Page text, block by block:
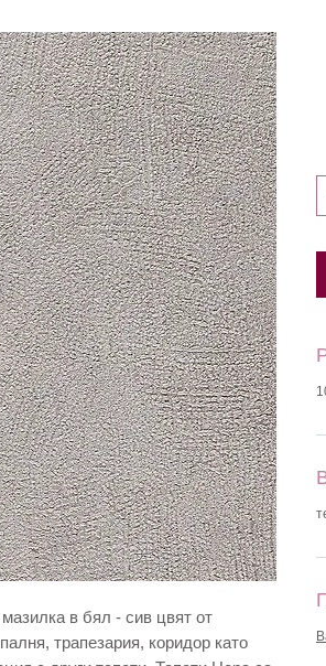
в бял - сив цвят от
трапезария, коридор като